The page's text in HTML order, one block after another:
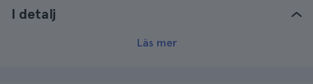
I detalj
Läs mer